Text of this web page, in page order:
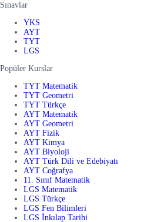
Sınavlar
YKS
AYT
TYT
LGS
Popüler Kurslar
TYT Matematik
TYT Geometri
TYT Türkçe
AYT Matematik
AYT Geometri
AYT Fizik
AYT Kimya
AYT Biyoloji
AYT Türk Dili ve Edebiyatı
AYT Coğrafya
11. Sınıf Matematik
LGS Matematik
LGS Türkçe
LGS Fen Bilimleri
LGS İnkılap Tarihi